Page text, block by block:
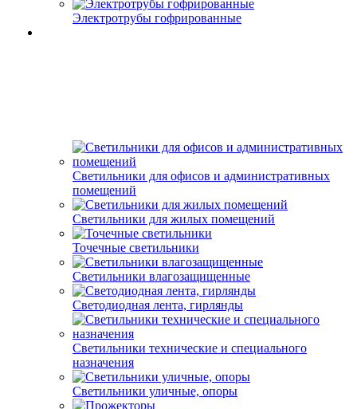
Электротрубы гофрированные
Светильники для офисов и административных
помещений
Светильники для жилых помещений
Точечные светильники
Светильники влагозащищенные
Светодиодная лента, гирлянды
Светильники технические и специального
назначения
Светильники уличные, опоры